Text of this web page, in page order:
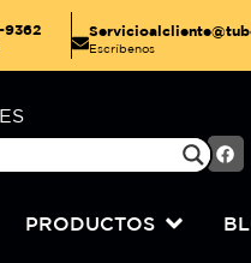
9362
Escríbenos
PRODUCTOS